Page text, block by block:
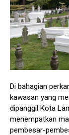
Di bahagian
kawasan yang
dipanggil Kota
menempatkan
pembesar-